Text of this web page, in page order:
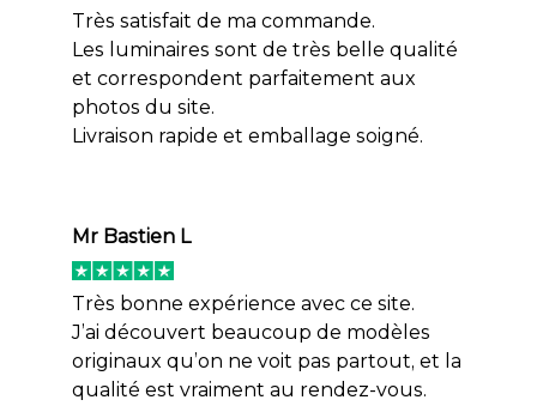
Très satisfait de ma commande.
Les luminaires sont de très belle qualité
et correspondent parfaitement aux
photos du site.
Livraison rapide et emballage soigné.
Mr Bastien L
Très bonne expérience avec ce site.
J’ai découvert beaucoup de modèles
originaux qu’on ne voit pas partout, et la
qualité est vraiment au rendez-vous.